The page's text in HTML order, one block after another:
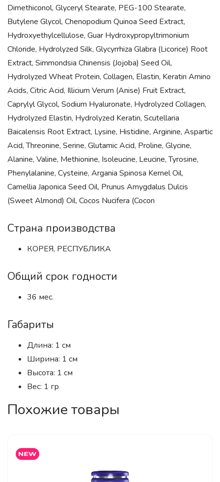
Dimethiconol, Glyceryl Stearate, PEG-100 Stearate,
Butylene Glycol, Chenopodium Quinoa Seed Extract,
Hydroxyethylcellulose, Guar Hydroxypropyltrimonium
Chloride, Hydrolyzed Silk, Glycyrrhiza Glabra (Licorice) Root
Extract, Simmondsia Chinensis (Jojoba) Seed Oil,
Hydrolyzed Wheat Protein, Collagen, Elastin, Keratin Amino
Acids, Citric Acid, Illicium Verum (Anise) Fruit Extract,
Caprylyl Glycol, Sodium Hyaluronate, Hydrolyzed Collagen,
Hydrolyzed Elastin, Hydrolyzed Keratin, Scutellaria
Baicalensis Root Extract, Lysine, Histidine, Arginine, Aspartic
Acid, Threonine, Serine, Glutamic Acid, Proline, Glycine,
Alanine, Valine, Methionine, Isoleucine, Leucine, Tyrosine,
Phenylalanine, Cysteine, Argania Spinosa Kernel Oil,
Camellia Japonica Seed Oil, Prunus Amygdalus Dulcis
(Sweet Almond) Oil, Cocos Nucifera (Cocon
Страна производства
КОРЕЯ, РЕСПУБЛИКА
Общий срок годности
36 мес.
Габариты
Длина: 1 см
Ширина: 1 см
Высота: 1 см
Вес: 1 гр
Похожие товары